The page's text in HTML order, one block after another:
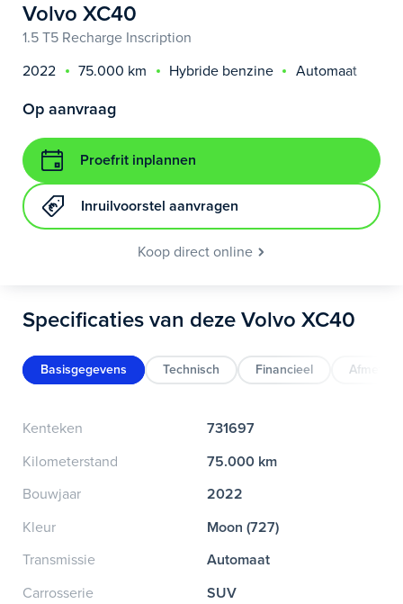
Volvo XC40
1.5 T5 Recharge Inscription
2022
75.000 km Hybride benzine Automaat
Op aanvraag
Proefrit inplannen
Inruilvoorstel aanvragen
Koop direct online
Specificaties van deze Volvo XC40
Basisgegevens Technisch Financieel
Kenteken
731697
Kilometerstand
75.000 km
Bouwjaar
2022
Kleur
Moon (727)
Transmissie
Automaat
Carrosserie
SUV